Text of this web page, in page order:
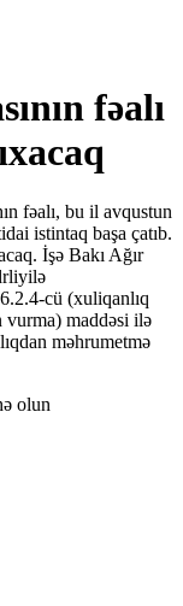
fəalı
fəalı, bu il avqustun
istintaq başa çatıb.
İşə Bakı Ağır
cü (xuliqanlıq
vurma) maddəsi ilə
məhrumetmə
olun